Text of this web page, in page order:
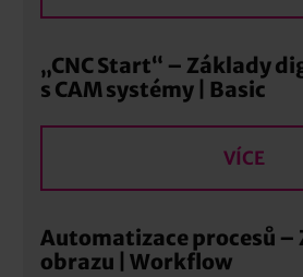
„CNC Start“ – Základy
s CAM systémy | Basic
VÍCE
Automatizace procesů –
obrazu | Workflow